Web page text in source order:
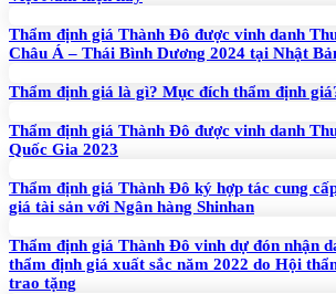
Thẩm định giá Thành Đô được vinh danh
Châu Á – Thái Bình Dương 2024 tại Nhật
Thẩm định giá là gì? Mục đích thẩm định
Thẩm định giá Thành Đô được vinh danh
Quốc Gia 2023
Thẩm định giá Thành Đô ký hợp tác cung
giá tài sản với Ngân hàng Shinhan
Thẩm định giá Thành Đô vinh dự đón nhận
thẩm định giá xuất sắc năm 2022 do Hội
trao tặng